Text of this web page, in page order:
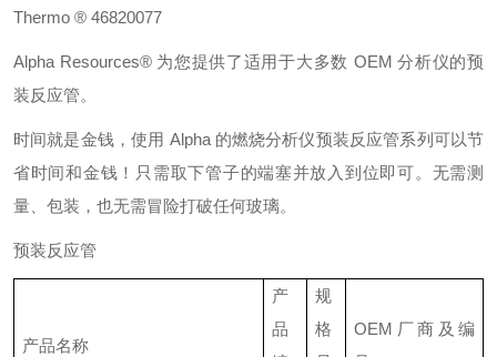
Thermo ® 46820077
Alpha Resources® 为您提供了适用于大多数 OEM分析仪的预
装反应管。
时间就是金钱，使用 Alpha 的燃烧分析仪预装反应管系列可以节
省时间和金钱！只需取下管子的端塞并放入到位即可。无需测
量、包装，也无需冒险打破任何玻璃。
预装反应管
产品名称
产
品
规
格
OEM 厂商及编